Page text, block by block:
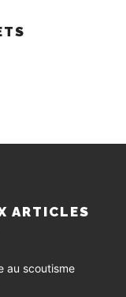
ARTICLES
au scoutisme